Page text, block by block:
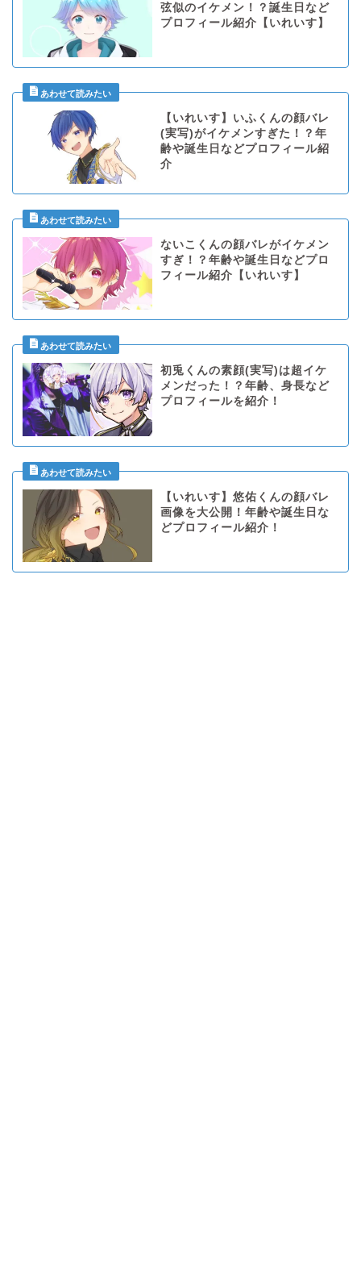
弦似のイケメン！？誕生日など
プロフィール紹介【いれいす】
【いれいす】いふくんの顔バレ
(実写)がイケメンすぎた！？年
齢や誕生日などプロフィール紹
介
ないこくんの顔バレがイケメン
すぎ！？年齢や誕生日などプロ
フィール紹介【いれいす】
初兎くんの素顔(実写)は超イケ
メンだった！？年齢、身長など
プロフィールを紹介！
【いれいす】悠佑くんの顔バレ
画像を大公開！年齢や誕生日な
どプロフィール紹介！